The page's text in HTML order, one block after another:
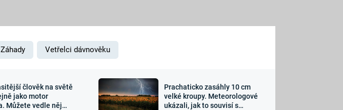
Zajímavosti Sledujte nás
Záhady Vetřelci dávnověku
člověk na světě
jako motor
Můžete vedle něj
Prachaticko zasáhly 10 cm
velké kroupy. Meteorologové
ukázali, jak to souvisí s